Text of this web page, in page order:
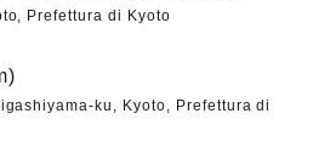
Prefettura di Kyoto
ku, Kyoto, Prefettura di